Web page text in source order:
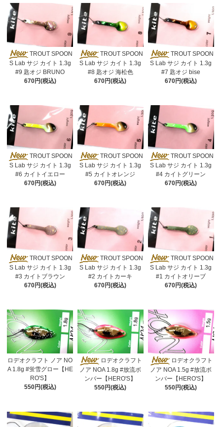
TROUT SPOON
S Lab サジ カイト 1.3g
#9 匙オジ BRUNO
670円(税込)
TROUT SPOON
S Lab サジ カイト 1.3g
#8 匙オジ 海松色
670円(税込)
TROUT SPOON
S Lab サジ カイト 1.3g
#7 匙オジ bise
670円(税込)
TROUT SPOON
S Lab サジ カイト 1.3g
#6 カイトイエロー
670円(税込)
TROUT SPOON
S Lab サジ カイト 1.3g
#5 カイトオレンジ
670円(税込)
TROUT SPOON
S Lab サジ カイト 1.3g
#4 カイトグリーン
670円(税込)
TROUT SPOON
S Lab サジ カイト 1.3g
#3 カイトブラウン
670円(税込)
TROUT SPOON
S Lab サジ カイト 1.3g
#2 カイトカーキ
670円(税込)
TROUT SPOON
S Lab サジ カイト 1.3g
#1 カイトオリーブ
670円(税込)
ロデオクラフト ノア NO
A 1.8g #蛍雪グロー【HE
RO'S】
550円(税込)
ロデオクラフト
ノア NOA 1.8g #放流ボ
ンバー【HERO'S】
550円(税込)
ロデオクラフト
ノア NOA 1.5g #放流ボ
ンバー【HERO'S】
550円(税込)